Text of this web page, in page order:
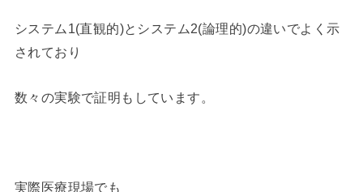
システム1(直観的)とシステム2(論理的)の違いでよく示
されており
数々の実験で証明もしています。
実際医療現場でも